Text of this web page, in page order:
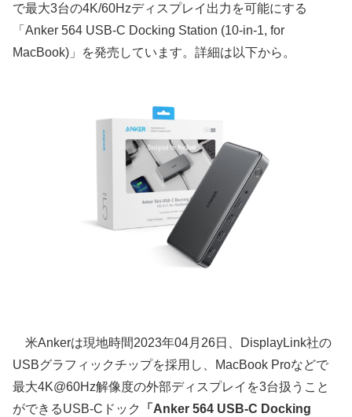
で最大3台の4K/60Hzディスプレイ出力を可能にする
「Anker 564 USB-C Docking Station (10-in-1, for
MacBook)」を発売しています。詳細は以下から。
米Ankerは現地時間2023年04月26日、DisplayLink社の
USBグラフィックチップを採用し、MacBook Proなどで
最大4K@60Hz解像度の外部ディスプレイを3台扱うこと
ができるUSB-Cドック
「Anker 564 USB-C Docking